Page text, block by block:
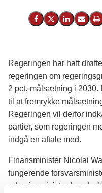
Del på Facebook
Del på X (Twitter)
Del påSend
Regeringen har haft
regeringen om
2 pct.-målsætning i 2030.
til at fremrykke
Regeringen vil derfor
partier, som regeringen
indgå en aftale med.
Finansminister Nicolai
fungerende
udenrigsminister Lars